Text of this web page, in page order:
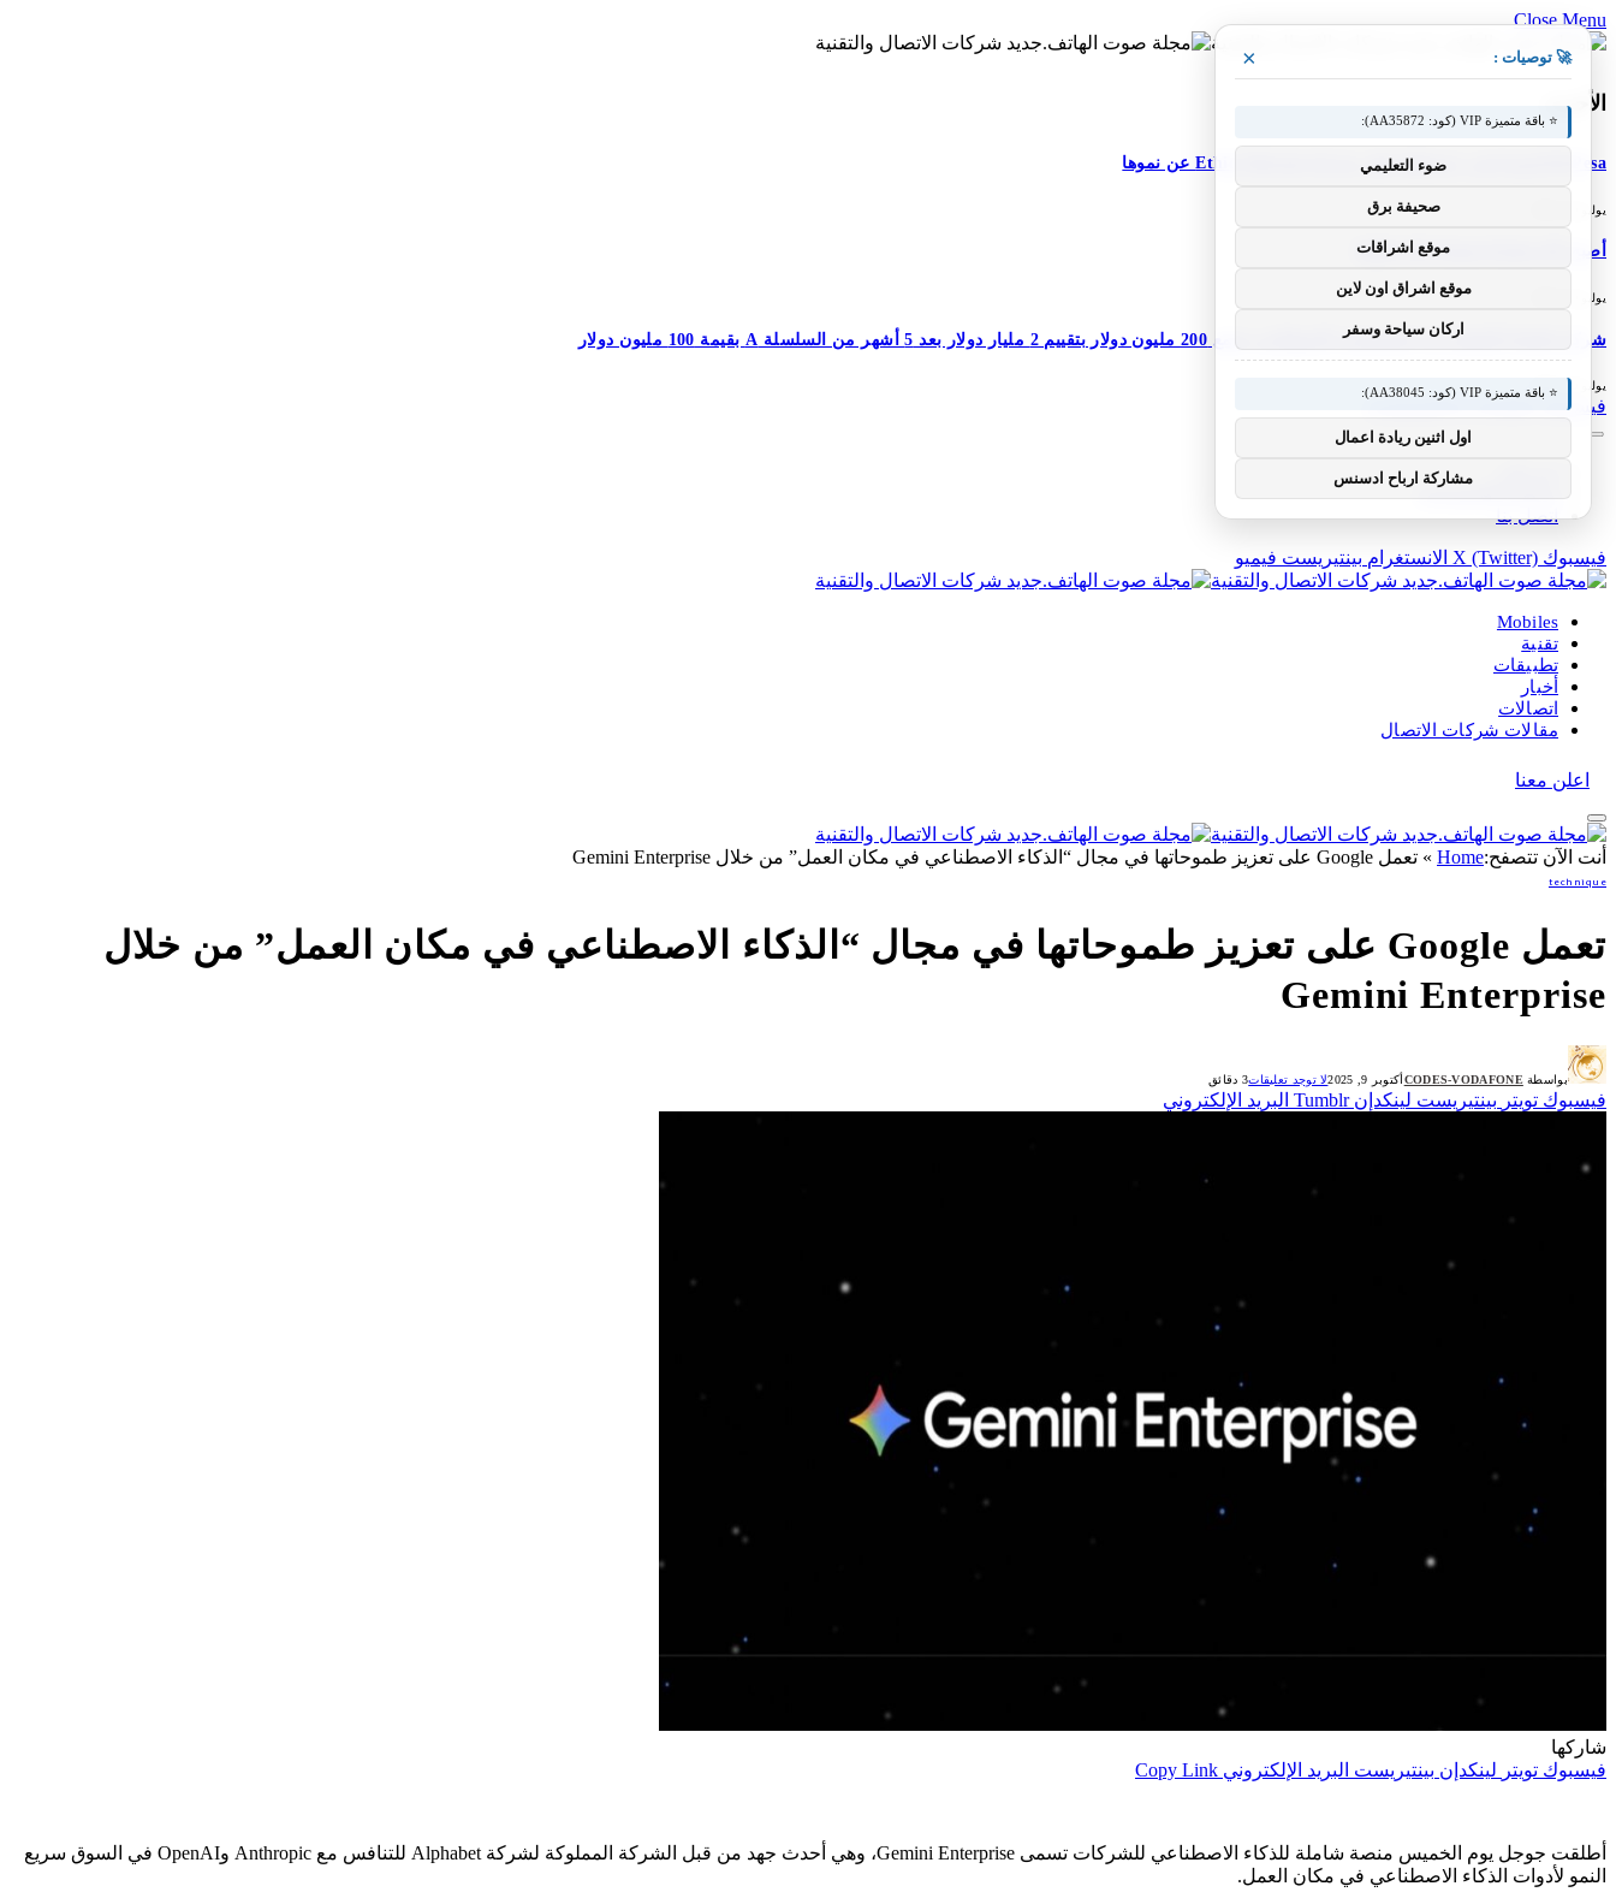
Close Menu
الأحدث
M-Pesa إثيوبيا تعزز خدماتها؛ تعلن شركة Ethio Telecom عن نموها
يوليو 30, 2026
أصبح DJI Osmo Pocket 4P عالميًا
يوليو 30, 2026
شركة Simile الناشئة ذات المستخدم الاصطناعي تجمع 200 مليون دولار بتقييم 2 مليار دولار بعد 5 أشهر من السلسلة A بقيمة 100 مليون دولار
يوليو 30, 2026
فيسبوك X (Twitter) الانستغرام
سياسة الخصوصية
اتصل بنا
فيسبوك X (Twitter) الانستغرام بينتيريست فيميو
Mobiles
تقنية
تطبيقات
أخبار
اتصالات
مقالات شركات الاتصال
اعلن معنا
أنت الآن تتصفح:Home
» تعمل Google على تعزيز طموحاتها في مجال “الذكاء الاصطناعي في مكان العمل” من خلال Gemini Enterprise
technique
تعمل Google على تعزيز طموحاتها في مجال “الذكاء الاصطناعي في مكان العمل” من خلال
Gemini Enterprise
بواسطة CODES-VODAFONE أكتوبر 9, 2025 لا توجد تعليقات3 دقائق
فيسبوك تويتر بينتيريست لينكدإن Tumblr البريد الإلكتروني
شاركها
فيسبوك تويتر لينكدإن بينتيريست البريد الإلكتروني Copy Link
أطلقت جوجل يوم الخميس منصة شاملة للذكاء الاصطناعي للشركات تسمى Gemini Enterprise، وهي أحدث جهد من قبل الشركة المملوكة لشركة Alphabet للتنافس مع Anthropic وOpenAI في السوق سريع
النمو لأدوات الذكاء الاصطناعي في مكان العمل.
🚀 توصيات : ×
⭐ باقة متميزة VIP (كود: AA35872):
ضوء التعليمي
صحيفة برق
موقع اشراقات
موقع اشراق اون لاين
اركان سياحة وسفر
⭐ باقة متميزة VIP (كود: AA38045):
اول اثنين ريادة اعمال
مشاركة ارباح ادسنس